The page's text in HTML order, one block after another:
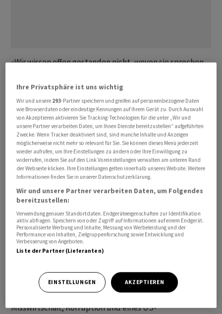
«Wir wissen offen gestanden nicht, wovon sie sprechen,
souveräner Staat. Kuba würde es nicht akzeptieren, ein
Vasallenstaat oder ein von einem anderen Staat
abhängiges Land zu werden», sagte der Vizeminister.
Das kubanische Militär sei stets auf eine mögliche
Aggression vorbereitet - und derzeit gebe es auch
konkrete Schritte im Kontext der jüngsten
Spannungen.
Havanna gibt keine Details zu den Gesprächen mit
Washington preis
Seit der Revolution von 1959 unter dem linken
Revolutionären Fidel Castro sind die Beziehungen
zwischen Havanna und Washington angespannt. In
zugespitzt. Ein US-Ölembargo hat die wirtschaftliche
und humanitäre Krise auf Kuba dramatisch verschärft.
Das Land steckte bereits seit Jahren wegen
Misswirtschaft, Korruption und eines US-
Ihre Privatsphäre ist uns wichtig
Wir und unsere 293-Partner speichern und greifen auf personenbezogene Daten
wie Browserdaten oder eindeutige Kennungen auf Ihrem Gerät zu. Durch Auswahl
von Akzeptieren aktivieren Sie Tracking-Technologien für die unter „Wir und
unsere Partner verarbeiten Daten, um Ihnen Dienste bereitzustellen“ aufgeführten
Zwecke. Wenn Tracker deaktiviert sind, sind manche Inhalte und Anzeigen
möglicherweise nicht mehr so relevant für Sie. Sie können dieses Menü jederzeit
wieder aufrufen, um Ihre Einstellungen zu ändern oder Ihre Einwilligung zu
widerrufen, indem Sie auf den Link Voreinstellungen verwalten am unteren Rand
der Webseite klicken. Ihre Einstellungen gelten innerhalb unseres Website. Weitere
Informationen finden Sie in unserer Datenschutzerklärung.
Wir und unsere Partner verarbeiten Daten, um Folgendes
bereitzustellen:
Verwendung genauer Standortdaten. Endgeräteeigenschaften zur Identifikation
aktiv abfragen. Speichern von oder Zugriff auf Informationen auf einem Endgerät.
Personalisierte Werbung und Inhalte, Messung von Werbeleistung und der
Performance von Inhalten, Zielgruppenforschung sowie Entwicklung und
Verbesserung von Angeboten.
Liste der Partner (Lieferanten)
EINSTELLUNGEN AKZEPTIEREN